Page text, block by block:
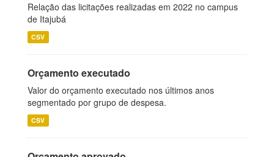
Relação das licitações realizadas em 2022 no campus
de Itajubá
CSV
Orçamento executado
Valor do orçamento executado nos últimos anos
segmentado por grupo de despesa.
CSV